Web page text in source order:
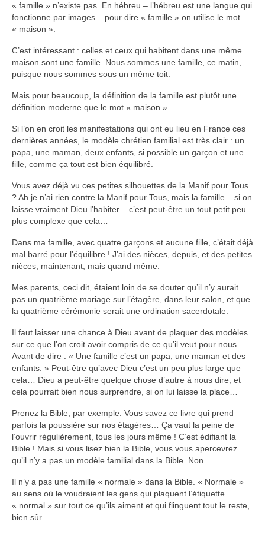
« famille » n’existe pas. En hébreu – l’hébreu est une langue qui
fonctionne par images – pour dire « famille » on utilise le mot
« maison ».
C’est intéressant : celles et ceux qui habitent dans une même
maison sont une famille. Nous sommes une famille, ce matin,
puisque nous sommes sous un même toit.
Mais pour beaucoup, la définition de la famille est plutôt une
définition moderne que le mot « maison ».
Si l’on en croit les manifestations qui ont eu lieu en France ces
dernières années, le modèle chrétien familial est très clair : un
papa, une maman, deux enfants, si possible un garçon et une
fille, comme ça tout est bien équilibré.
Vous avez déjà vu ces petites silhouettes de la Manif pour Tous
? Ah je n’ai rien contre la Manif pour Tous, mais la famille – si on
laisse vraiment Dieu l’habiter – c’est peut-être un tout petit peu
plus complexe que cela…
Dans ma famille, avec quatre garçons et aucune fille, c’était déjà
mal barré pour l’équilibre ! J’ai des nièces, depuis, et des petites
nièces, maintenant, mais quand même.
Mes parents, ceci dit, étaient loin de se douter qu’il n’y aurait
pas un quatrième mariage sur l’étagère, dans leur salon, et que
la quatrième cérémonie serait une ordination sacerdotale.
Il faut laisser une chance à Dieu avant de plaquer des modèles
sur ce que l’on croit avoir compris de ce qu’il veut pour nous.
Avant de dire : « Une famille c’est un papa, une maman et des
enfants. » Peut-être qu’avec Dieu c’est un peu plus large que
cela… Dieu a peut-être quelque chose d’autre à nous dire, et
cela pourrait bien nous surprendre, si on lui laisse la place…
Prenez la Bible, par exemple. Vous savez ce livre qui prend
parfois la poussière sur nos étagères… Ça vaut la peine de
l’ouvrir régulièrement, tous les jours même ! C’est édifiant la
Bible ! Mais si vous lisez bien la Bible, vous vous apercevrez
qu’il n’y a pas un modèle familial dans la Bible. Non…
Il n’y a pas une famille « normale » dans la Bible. « Normale »
au sens où le voudraient les gens qui plaquent l’étiquette
« normal » sur tout ce qu’ils aiment et qui flinguent tout le reste,
bien sûr.